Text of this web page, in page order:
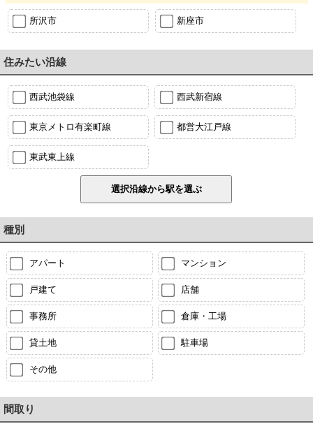
所沢市 新座市
住みたい沿線
西武池袋線 西武新宿線
東京メトロ有楽町線 都営大江戸線
東武東上線
種別
アパート マンション
戸建て 店舗
事務所 倉庫・工場
貸土地 駐車場
その他
間取り